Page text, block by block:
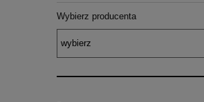
Wybierz producenta